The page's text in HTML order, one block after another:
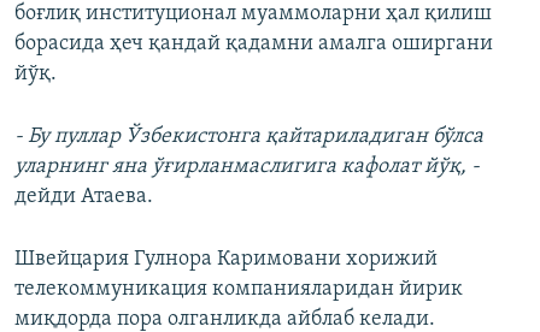
боғлиқ институционал муаммоларни ҳал қилиш
борасида ҳеч қандай қадамни амалга оширгани
йўқ.
- Бу пуллар Ўзбекистонга қайтариладиган бўлса
уларнинг яна ўғирланмаслигига кафолат йўқ, -
дейди Атаева.
Швейцария Гулнора Каримовани хорижий
телекоммуникация компанияларидан йирик
миқдорда пора олганликда айблаб келади.